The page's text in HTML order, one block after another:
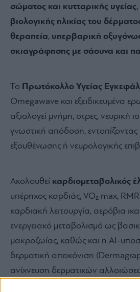
σώματος και κυτταρικής υγείας,
βιολογικής ηλικίας του
θεραπεία, υπερβαρική
σκιαγράφησης με σάουνα και
Το Πρωτόκολλο Υγείας
Omegawave και εξειδικευμένα
αξιολογεί μνήμη, στρες, νευρική
γνωστική απόδοση,
εξουθένωσης ή νευρολογικής
Ακολουθεί καρδιομεταβολικός
υπέρηχος καρδιάς, VO₂ max,
καρδιακή λειτουργία, αερόβια
ενεργειακό μεταβολισμό ως
μακροζωίας, καθώς και η AI-
δερματική απεικόνιση
ανίχνευση δερματικών